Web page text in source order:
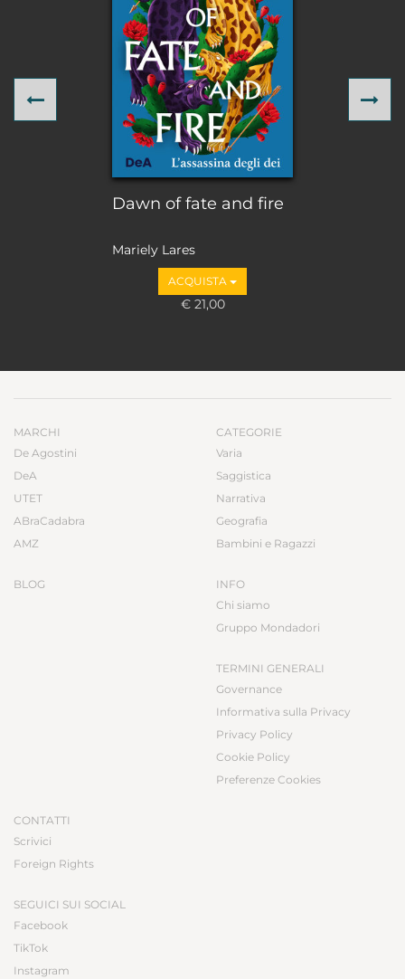
Dawn of fate and fire
Mariely Lares
ACQUISTA
€ 21,00
Previous
MARCHI
De Agostini
DeA
UTET
ABraCadabra
AMZ
BLOG
CATEGORIE
Varia
Saggistica
Narrativa
Geografia
Bambini e Ragazzi
INFO
Chi siamo
Gruppo Mondadori
TERMINI GENERALI
Governance
Informativa sulla Privacy
Privacy Policy
Cookie Policy
Preferenze Cookies
CONTATTI
Scrivici
Foreign Rights
SEGUICI SUI SOCIAL
Facebook
TikTok
Instagram